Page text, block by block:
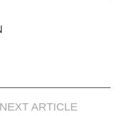
NEXT ARTICLE